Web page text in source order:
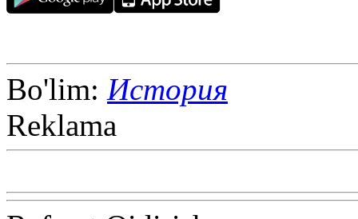
Bo'lim: История
Reklama